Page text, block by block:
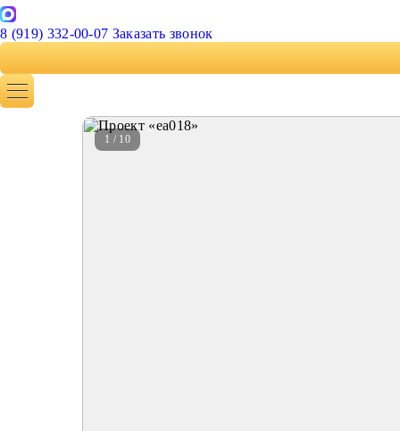
8 (919) 332-00-07 Заказать звонок
1 / 10